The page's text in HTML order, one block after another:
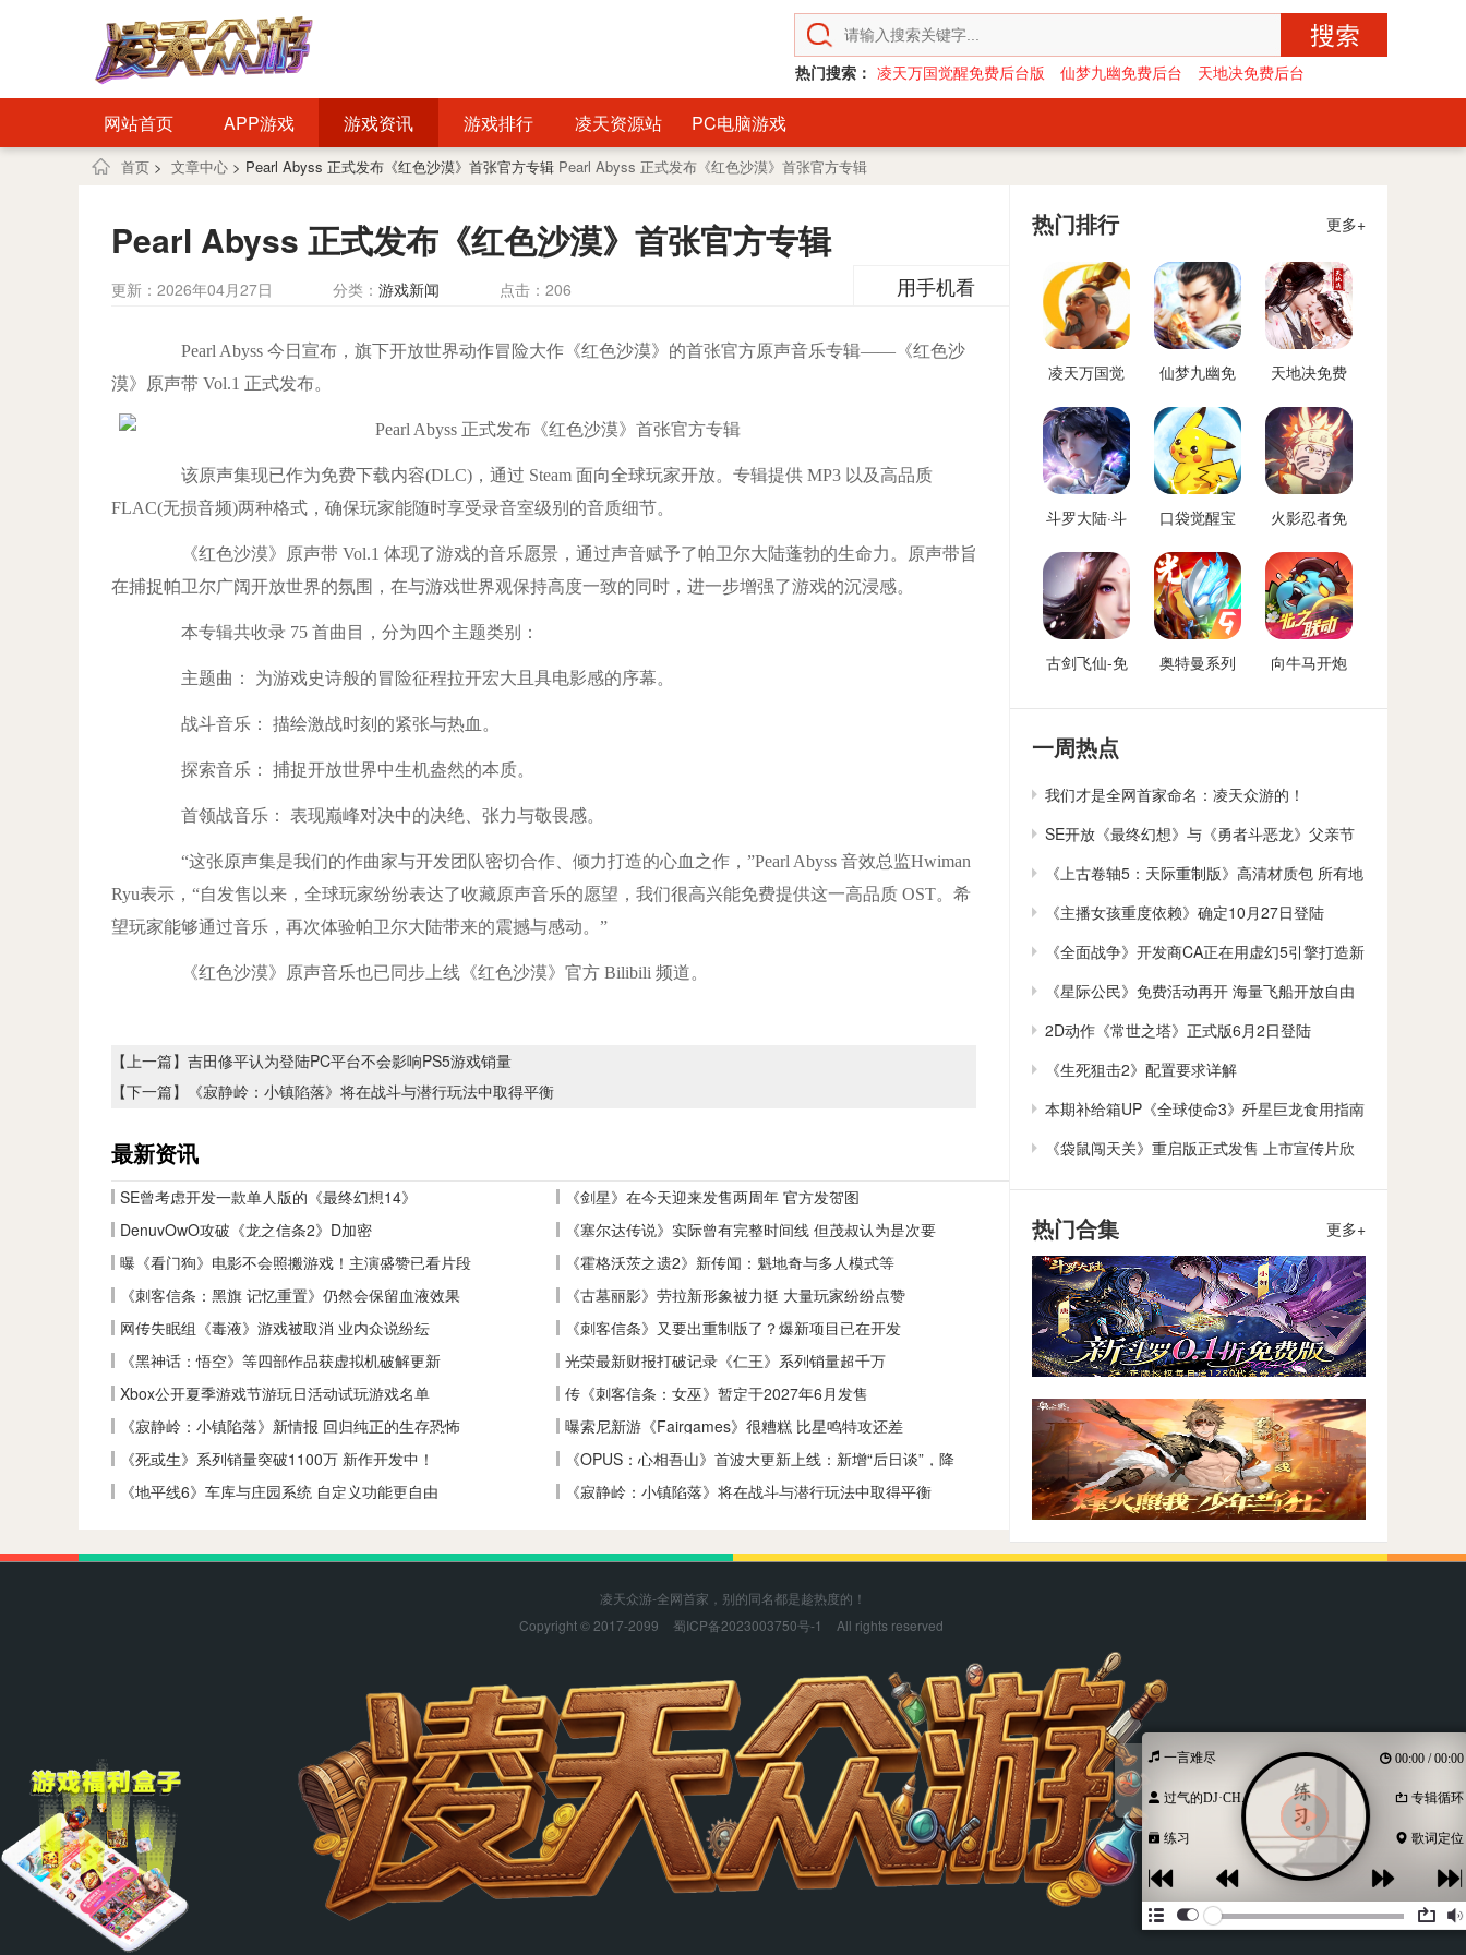
热门搜索： 凌天万国觉醒免费后台版 仙梦九幽免费后台 天地决免费后台
网站首页 APP游戏 游戏资讯 游戏排行 凌天资源站 PC电脑游戏
首页 > 文章中心 > Pearl Abyss 正式发布《红色沙漠》首张官方专辑 Pearl Abyss 正式发布《红色沙漠》首张官方专辑
Pearl Abyss 正式发布《红色沙漠》首张官方专辑
更新：2026年04月27日 分类： 游戏新闻 点击： 206 用手机看
Pearl Abyss 今日宣布，旗下开放世界动作冒险大作《红色沙漠》的首张官方原声音乐专辑——《红色沙
漠》原声带 Vol.1 正式发布。
该原声集现已作为免费下载内容(DLC)，通过 Steam 面向全球玩家开放。专辑提供 MP3 以及高品质
FLAC(无损音频)两种格式，确保玩家能随时享受录音室级别的音质细节。
《红色沙漠》原声带 Vol.1 体现了游戏的音乐愿景，通过声音赋予了帕卫尔大陆蓬勃的生命力。原声带旨
在捕捉帕卫尔广阔开放世界的氛围，在与游戏世界观保持高度一致的同时，进一步增强了游戏的沉浸感。
本专辑共收录 75 首曲目，分为四个主题类别：
主题曲： 为游戏史诗般的冒险征程拉开宏大且具电影感的序幕。
战斗音乐： 描绘激战时刻的紧张与热血。
探索音乐： 捕捉开放世界中生机盎然的本质。
首领战音乐： 表现巅峰对决中的决绝、张力与敬畏感。
“这张原声集是我们的作曲家与开发团队密切合作、倾力打造的心血之作，”Pearl Abyss 音效总监Hwiman
Ryu表示，“自发售以来，全球玩家纷纷表达了收藏原声音乐的愿望，我们很高兴能免费提供这一高品质 OST。希
望玩家能够通过音乐，再次体验帕卫尔大陆带来的震撼与感动。”
《红色沙漠》原声音乐也已同步上线《红色沙漠》官方 Bilibili 频道。
【上一篇】 吉田修平认为登陆PC平台不会影响PS5游戏销量
【下一篇】
《寂静岭：小镇陷落》将在战斗与潜行玩法中取得平衡
最新资讯
SE曾考虑开发一款单人版的《最终幻想14》
《剑星》在今天迎来发售两周年 官方发贺图
DenuvOwO攻破《龙之信条2》D加密
《塞尔达传说》实际曾有完整时间线 但茂叔认为是次要
曝《看门狗》电影不会照搬游戏！主演盛赞已看片段
《霍格沃茨之遗2》新传闻：魁地奇与多人模式等
《刺客信条：黑旗 记忆重置》仍然会保留血液效果
《古墓丽影》劳拉新形象被力挺 大量玩家纷纷点赞
网传失眠组《毒液》游戏被取消 业内众说纷纭
《刺客信条》又要出重制版了？爆新项目已在开发
《黑神话：悟空》等四部作品获虚拟机破解更新
光荣最新财报打破记录《仁王》系列销量超千万
Xbox公开夏季游戏节游玩日活动试玩游戏名单
传《刺客信条：女巫》暂定于2027年6月发售
《寂静岭：小镇陷落》新情报 回归纯正的生存恐怖
曝索尼新游《Fairgames》很糟糕 比星鸣特攻还差
《死或生》系列销量突破1100万 新作开发中！
《OPUS：心相吾山》首波大更新上线：新增“后日谈”，降
《地平线6》车库与庄园系统 自定义功能更自由
《寂静岭：小镇陷落》将在战斗与潜行玩法中取得平衡
热门排行 更多+
凌天万国觉
版
仙梦九幽免
天地决免费
斗罗大陆·斗
后台版
口袋觉醒宝
费后台
火影忍者免
古剑飞仙-免
奥特曼系列
后台
向牛马开炮
向僵尸开炮
一周热点
我们才是全网首家命名：凌天众游的！
SE开放《最终幻想》与《勇者斗恶龙》父亲节
贺卡下载
《上古卷轴5：天际重制版》高清材质包 所有地
貌大修
《主播女孩重度依赖》确定10月27日登陆
Switch
《全面战争》开发商CA正在用虚幻5引擎打造新
作
《星际公民》免费活动再开 海量飞船开放自由
体验
2D动作《常世之塔》正式版6月2日登陆
Steam/Switch
《生死狙击2》配置要求详解
本期补给箱UP《全球使命3》歼星巨龙食用指南
《袋鼠闯天关》重启版正式发售 上市宣传片欣
赏
热门合集 更多+
凌天众游-全网首家，别的同名都是趁热度的！
Copyright © 2017-2099
蜀ICP备2023003750号-1 All rights reserved
一言难尽 00:00 / 00:00
过气的DJ·CH... 专辑循环
练习 歌词定位